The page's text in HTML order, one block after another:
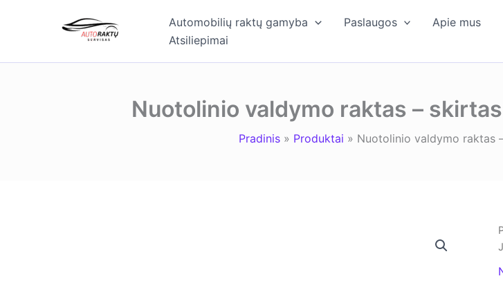
Automobilių raktų gamyba Paslaugos Apie mus
Atsiliepimai
Nuotolinio valdymo raktas –
Pradinis Produktai Nuotolinio valdymo raktas